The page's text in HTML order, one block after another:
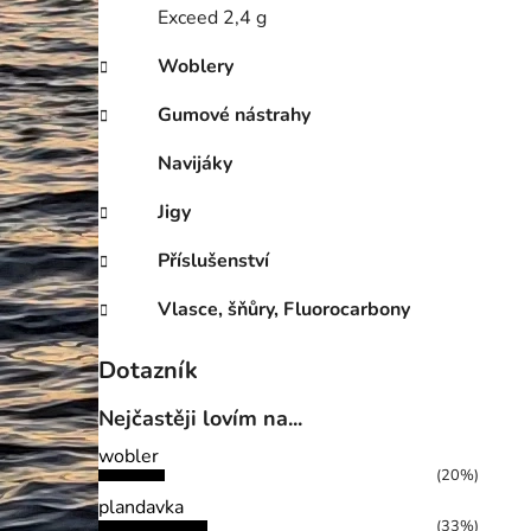
Exceed 2,4 g
Woblery
Gumové nástrahy
Navijáky
Jigy
Příslušenství
Vlasce, šňůry, Fluorocarbony
Dotazník
Nejčastěji lovím na...
wobler
(20%)
plandavka
(33%)